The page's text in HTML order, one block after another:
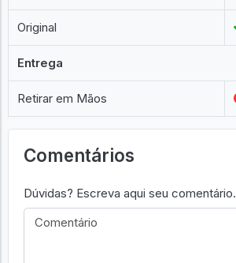
Original
Entrega
Retirar em Mãos
Comentários
Dúvidas? Escreva aqui seu comentário.